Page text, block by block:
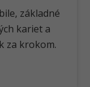
základné
kariet a
za krokom.